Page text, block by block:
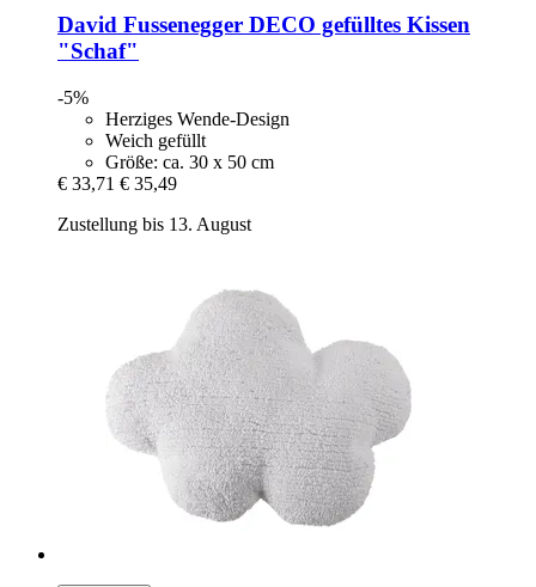
David Fussenegger DECO gefülltes Kissen
"Schaf"
-5%
Herziges Wende-Design
Weich gefüllt
Größe: ca. 30 x 50 cm
€ 33,71 € 35,49
Zustellung bis 13. August